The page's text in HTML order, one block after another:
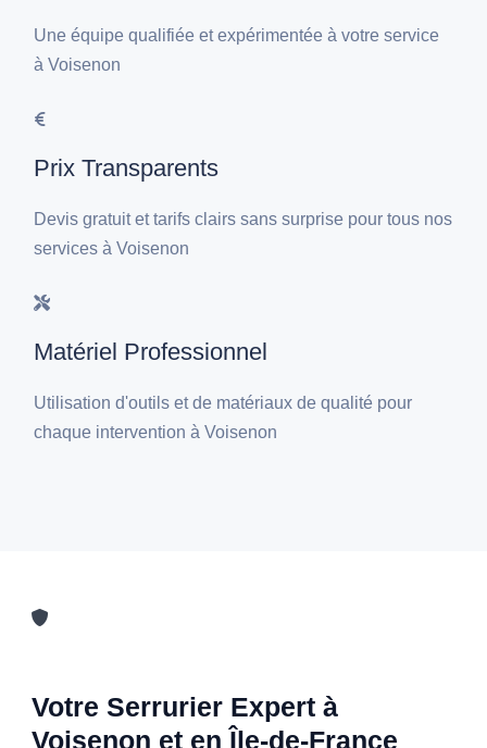
Une équipe qualifiée et expérimentée à votre service
à Voisenon
Prix Transparents
Devis gratuit et tarifs clairs sans surprise pour tous nos
services à Voisenon
Matériel Professionnel
Utilisation d'outils et de matériaux de qualité pour
chaque intervention à Voisenon
Votre Serrurier Expert à
Voisenon et en Île-de-France